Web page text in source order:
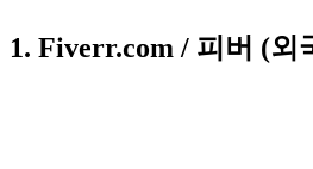
1. Fiverr.com / 피버 (외